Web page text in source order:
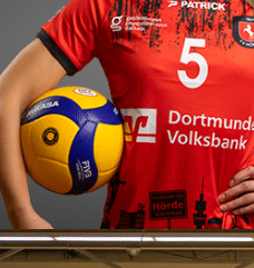
Joana
#5
Set Card